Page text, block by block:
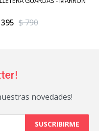
395 $790
novedades!
SUSCRIBIRME